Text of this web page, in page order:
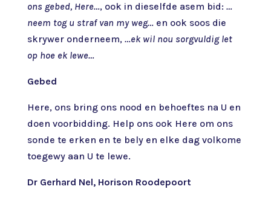
ons gebed, Here…, ook in dieselfde asem bid: …
neem tog u straf van my weg… en ook soos die
skrywer onderneem, …ek wil nou sorgvuldig let
op hoe ek lewe…
Gebed
Here, ons bring ons nood en behoeftes na U en
doen voorbidding. Help ons ook Here om ons
sonde te erken en te bely en elke dag volkome
toegewy aan U te lewe.
Dr Gerhard Nel, Horison Roodepoort